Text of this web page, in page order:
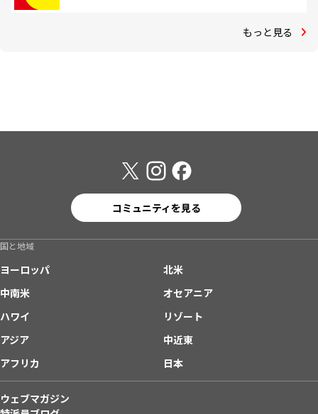
もっと見る
コミュニティを見る
国と地域
ヨーロッパ
北米
中南米
オセアニア
ハワイ
リゾート
アジア
中近東
アフリカ
日本
ウェブマガジン